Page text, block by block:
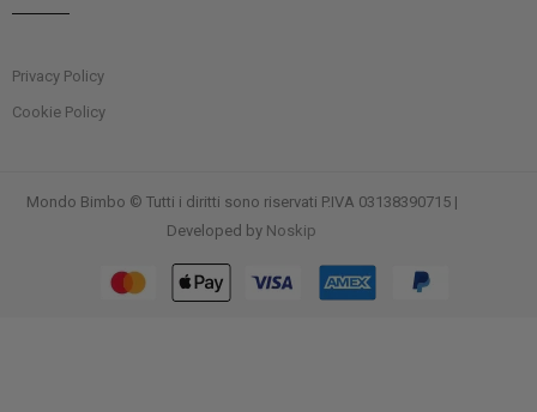
Privacy Policy
Cookie Policy
Mondo Bimbo © Tutti i diritti sono riservati P.IVA 03138390715 |
Developed by Noskip